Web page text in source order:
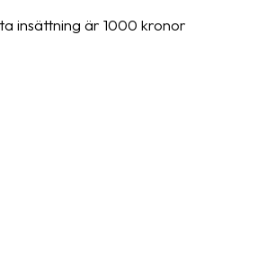
insättning är 1000 kronor